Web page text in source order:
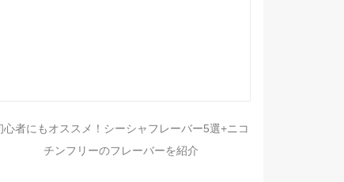
心者にもオススメ！シーシャフレーバー5選+ニコ
チンフリーのフレーバーを紹介